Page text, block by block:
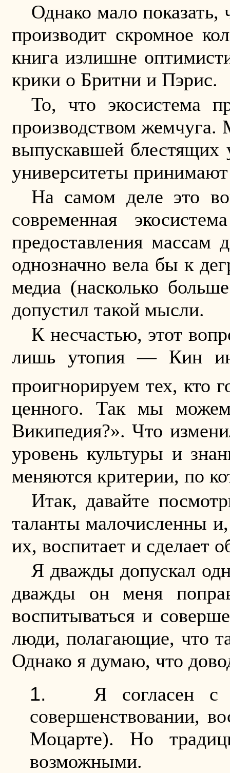
Однако мало
производит скромное
книга излишне
крики о Бритни и Пэрис.
То, что экосистема
производством жемчуга.
выпускавшей блестящих
университеты
На самом деле это
современная
предоставления массам
однозначно вела бы к
медиа (насколько
допустил такой мысли.
К несчастью, этот
лишь утопия — Кин
проигнорируем тех, кто
ценного. Так мы
Википедия?». Что
уровень культуры и
меняются критерии, по
Итак, давайте
таланты малочисленны
их, воспитает и сделает
Я дважды допускал
дважды он меня
воспитываться и
люди, полагающие, что
Однако я думаю, что
Я согласен с
совершенствовании,
Моцарте). Но
возможными.